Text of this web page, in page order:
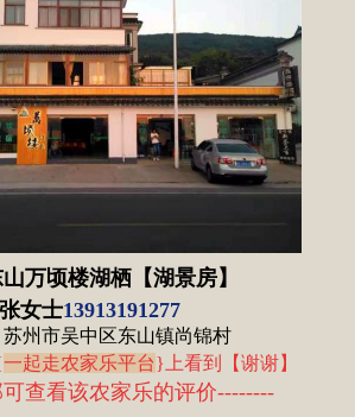
万顷楼湖栖【湖景房】
张女士13913191277
州市吴中区东山镇尚锦村
一起走农家乐平台}上看到 【谢谢】
查看该农家乐的评价--------